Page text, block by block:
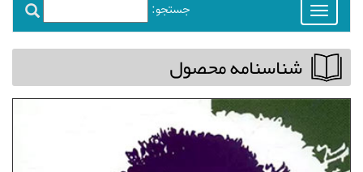
جستجو:
Toggle
navigation
شناسنامه محصول